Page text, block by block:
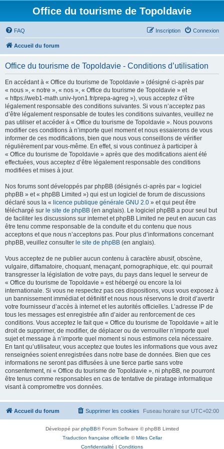
Office du tourisme de Topoldavie
FAQ Connexion
Inscription
Accueil du forum
Office du tourisme de Topoldavie - Conditions d’utilisation
En accédant à « Office du tourisme de Topoldavie » (désigné ci-après par
« nous », « notre », « nos », « Office du tourisme de Topoldavie » et
« https://web1-math.univ-lyon1.fr/prepa-agreg »), vous acceptez d’être
légalement responsable des conditions suivantes. Si vous n’acceptez pas
d’être légalement responsable de toutes les conditions suivantes, veuillez ne
pas utiliser et accéder à « Office du tourisme de Topoldavie ». Nous pouvons
modifier ces conditions à n’importe quel moment et nous essaierons de vous
informer de ces modifications, bien que nous vous conseillons de vérifier
régulièrement par vous-même. En effet, si vous continuez à participer à
« Office du tourisme de Topoldavie » après que des modifications aient été
effectuées, vous acceptez d’être légalement responsable des conditions
modifiées et mises à jour.
Nos forums sont développés par phpBB (désignés ci-après par « logiciel
phpBB » et « phpBB Limited ») qui est un logiciel de forum de discussions
déclaré sous la « licence publique générale GNU 2.0 » et qui peut être
téléchargé sur le site de phpBB (en anglais). Le logiciel phpBB a pour seul but
de faciliter les discussions sur internet et phpBB Limited ne peut en aucun cas
être tenu comme responsable de la conduite et du contenu que nous
acceptons et que nous n’acceptons pas. Pour plus d’informations concernant
phpBB, veuillez consulter le site de phpBB (en anglais).
Vous acceptez de ne publier aucun contenu à caractère abusif, obscène,
vulgaire, diffamatoire, choquant, menaçant, pornographique, etc. qui pourrait
transgresser la législation de votre pays, du pays dans lequel le serveur de
« Office du tourisme de Topoldavie » est hébergé ou encore la loi
internationale. Si vous ne respectez pas ces dispositions, vous vous exposez à
un bannissement immédiat et définitif et nous nous réservons le droit d’avertir
votre fournisseur d’accès à internet et les autorités officielles. L’adresse IP de
tous les messages est enregistrée afin d’aider au renforcement de ces
conditions. Vous acceptez le fait que « Office du tourisme de Topoldavie » ait le
droit de supprimer, de modifier, de déplacer ou de verrouiller n’importe quel
sujet et message à n’importe quel moment si nous estimons cela nécessaire.
En tant qu’utilisateur, vous acceptez que toutes les informations que vous avez
renseignées soient enregistrées dans notre base de données. Bien que ces
informations ne seront pas diffusées à une tierce partie sans votre
consentement, ni « Office du tourisme de Topoldavie », ni phpBB, ne pourront
être tenus comme responsables en cas de tentative de piratage informatique
visant à compromettre vos données.
Accueil du forum Fuseau horaire sur UTC+02:00
Supprimer les cookies
Développé parphpBB® Forum Software © phpBB Limited
Traduction française officielle ©Miles Cellar
Confidentialité | Conditions